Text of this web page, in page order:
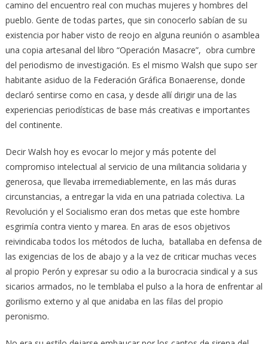
camino del encuentro real con muchas mujeres y hombres del
pueblo. Gente de todas partes, que sin conocerlo sabían de su
existencia por haber visto de reojo en alguna reunión o asamblea
una copia artesanal del libro “Operación Masacre”, obra cumbre
del periodismo de investigación. Es el mismo Walsh que supo ser
habitante asiduo de la Federación Gráfica Bonaerense, donde
declaró sentirse como en casa, y desde allí dirigir una de las
experiencias periodísticas de base más creativas e importantes
del continente.
Decir Walsh hoy es evocar lo mejor y más potente del
compromiso intelectual al servicio de una militancia solidaria y
generosa, que llevaba irremediablemente, en las más duras
circunstancias, a entregar la vida en una patriada colectiva. La
Revolución y el Socialismo eran dos metas que este hombre
esgrimía contra viento y marea. En aras de esos objetivos
reivindicaba todos los métodos de lucha, batallaba en defensa de
las exigencias de los de abajo y a la vez de criticar muchas veces
al propio Perón y expresar su odio a la burocracia sindical y a sus
sicarios armados, no le temblaba el pulso a la hora de enfrentar al
gorilismo externo y al que anidaba en las filas del propio
peronismo.